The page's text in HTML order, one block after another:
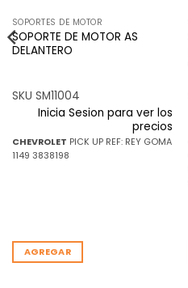
SOPORTES DE MOTOR
SOPORTE DE MOTOR AS
DELANTERO
SKU SM11004
Inicia Sesion para ver los
precios
CHEVROLET PICK UP REF: REY GOMA
1149 3838198
AGREGAR